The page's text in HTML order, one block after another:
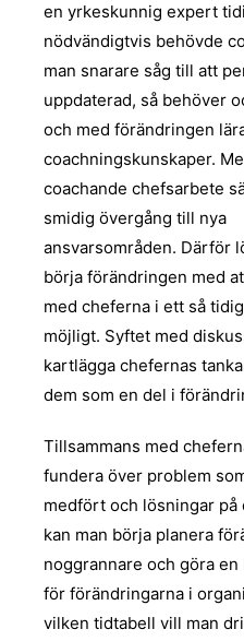
en yrkeskunnig expert
nödvändigtvis behövde
man snarare såg till att
uppdaterad, så behöver
och med förändringen
coachningskunskaper.
coachande chefsarbete
smidig övergång till nya
ansvarsområden. Därför
börja förändringen med
med cheferna i ett så
möjligt. Syftet med
kartlägga chefernas
dem som en del i
Tillsammans med
fundera över problem
medfört och lösningar på
kan man börja planera
noggrannare och göra
för förändringarna i
vilken tidtabell vill man